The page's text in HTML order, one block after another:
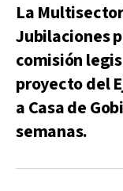
La
Jubilaciones
comisión
proyecto del
a Casa de
semanas.